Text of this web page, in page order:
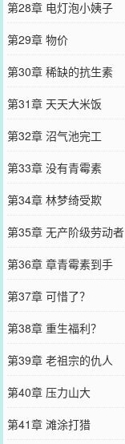
第28章 电灯泡小姨子
第29章 物价
第30章 稀缺的抗生素
第31章 天天大米饭
第32章 沼气池完工
第33章 没有青霉素
第34章 林梦绮受欺
第35章 无产阶级劳动者
第36章 章青霉素到手
第37章 可惜了？
第38章 重生福利？
第39章 老祖宗的仇人
第40章 压力山大
第41章 滩涂打猎